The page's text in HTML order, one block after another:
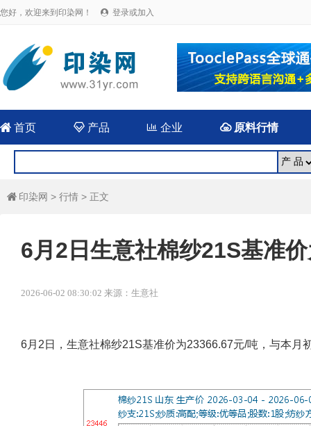
您好，欢迎来到印染网！  登录或加入
 首页 产品  企业 原料行情
 印染网 > 行情 > 正文
6月2日生意社棉纱21S基准
2026-06-02 08:30:02 来源：生意社
6月2日，生意社棉纱21S基准价为23366.67元/吨，与本月